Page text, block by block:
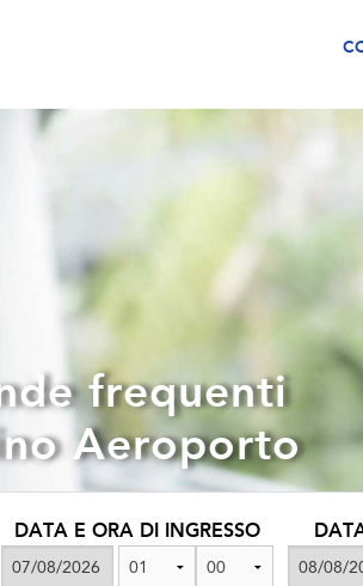
frequenti
Aeroporto
DATA E ORA DI INGRESSO